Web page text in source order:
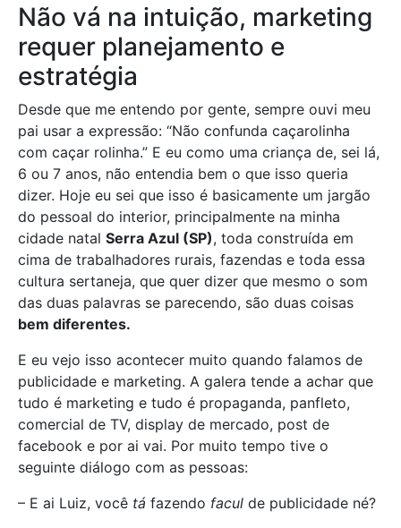
Não vá na intuição, marketing
requer planejamento e
estratégia
Desde que me entendo por gente, sempre ouvi meu
pai usar a expressão: “Não confunda caçarolinha
com caçar rolinha.” E eu como uma criança de, sei lá,
6 ou 7 anos, não entendia bem o que isso queria
dizer. Hoje eu sei que isso é basicamente um jargão
do pessoal do interior, principalmente na minha
cidade natal Serra Azul (SP), toda construída em
cima de trabalhadores rurais, fazendas e toda essa
cultura sertaneja, que quer dizer que mesmo o som
das duas palavras se parecendo, são duas coisas
bem diferentes.
E eu vejo isso acontecer muito quando falamos de
publicidade e marketing. A galera tende a achar que
tudo é marketing e tudo é propaganda, panfleto,
comercial de TV, display de mercado, post de
facebook e por ai vai. Por muito tempo tive o
seguinte diálogo com as pessoas:
– E ai Luiz, você tá fazendo facul de publicidade né?